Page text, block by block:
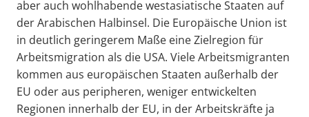
aber auch wohlhabende westasiatische Staaten auf
der Arabischen Halbinsel. Die Europäische Union ist
in deutlich geringerem Maße eine Zielregion für
Arbeitsmigration als die USA. Viele Arbeitsmigranten
kommen aus europäischen Staaten außerhalb der
EU oder aus peripheren, weniger entwickelten
Regionen innerhalb der EU, in der Arbeitskräfte ja